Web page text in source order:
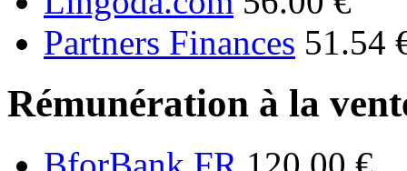
Partners Finances 51.54
Rémunération à la